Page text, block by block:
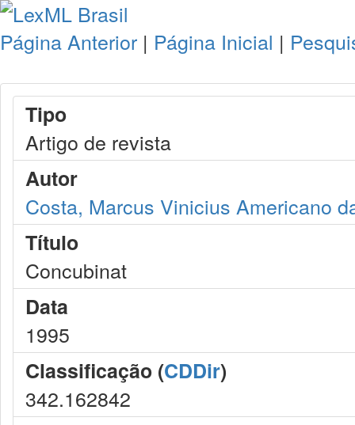
Página Anterior | Página Inicial |
Tipo
Artigo de revista
Autor
Costa, Marcus Vinicius Americano
Título
Concubinat
Data
1995
Classificação (CDDir)
342.162842